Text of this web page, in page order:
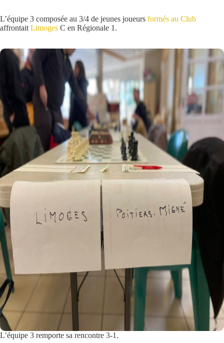
L’équipe 3 composée au 3/4 de jeunes joueurs formés au Club
affrontait Limoges C en Régionale 1.
L’équipe 3 remporte sa rencontre 3-1.